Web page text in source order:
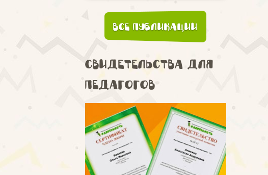
Все публикации
Свидетельства для
педагогов